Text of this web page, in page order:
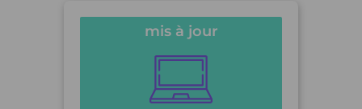
mis à jour